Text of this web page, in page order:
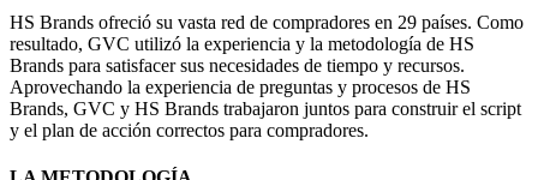
HS Brands ofreció su vasta red de compradores en 29 países. Como
resultado, GVC utilizó la experiencia y la metodología de HS
Brands para satisfacer sus necesidades de tiempo y recursos.
Aprovechando la experiencia de preguntas y procesos de HS
Brands, GVC y HS Brands trabajaron juntos para construir el script
y el plan de acción correctos para compradores.